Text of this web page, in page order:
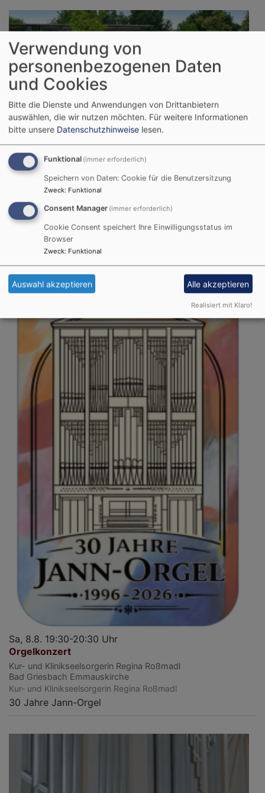
So, 23.8. 11:15-12:15 Uhr
Gottesdienst
Bad Birnbach
Pfarrer Arne Schnütgen
Unsere nächsten Veranstaltungen
Sa, 8.8. 19:30-20:30 Uhr
Orgelkonzert
Kur- und Klinikseelsorgerin Regina Roßmadl
Bad Griesbach Emmauskirche
Kur- und Klinikseelsorgerin Regina Roßmadl
30 Jahre Jann-Orgel
Verwendung von
personenbezogenen Daten
und Cookies
Bitte die Dienste und Anwendungen von Drittanbietern
auswählen, die wir nutzen möchten. Für weitere Informationen
bitte unsere Datenschutzhinweise lesen.
Funktional (immer erforderlich)
Speichern von Daten: Cookie für die Benutzersitzung
Zweck: Funktional
Consent Manager (immer erforderlich)
Cookie Consent speichert Ihre Einwilligungsstatus im
Browser
Zweck: Funktional
Auswahl akzeptieren Alle akzeptieren
Realisiert mit Klaro!